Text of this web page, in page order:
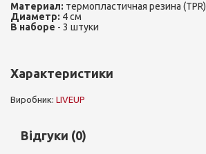
Материал: термопластичная резина (TPR)
Диаметр: 4 см
В наборе - 3 штуки
Характеристики
Виробник: LIVEUP
Відгуки (0)